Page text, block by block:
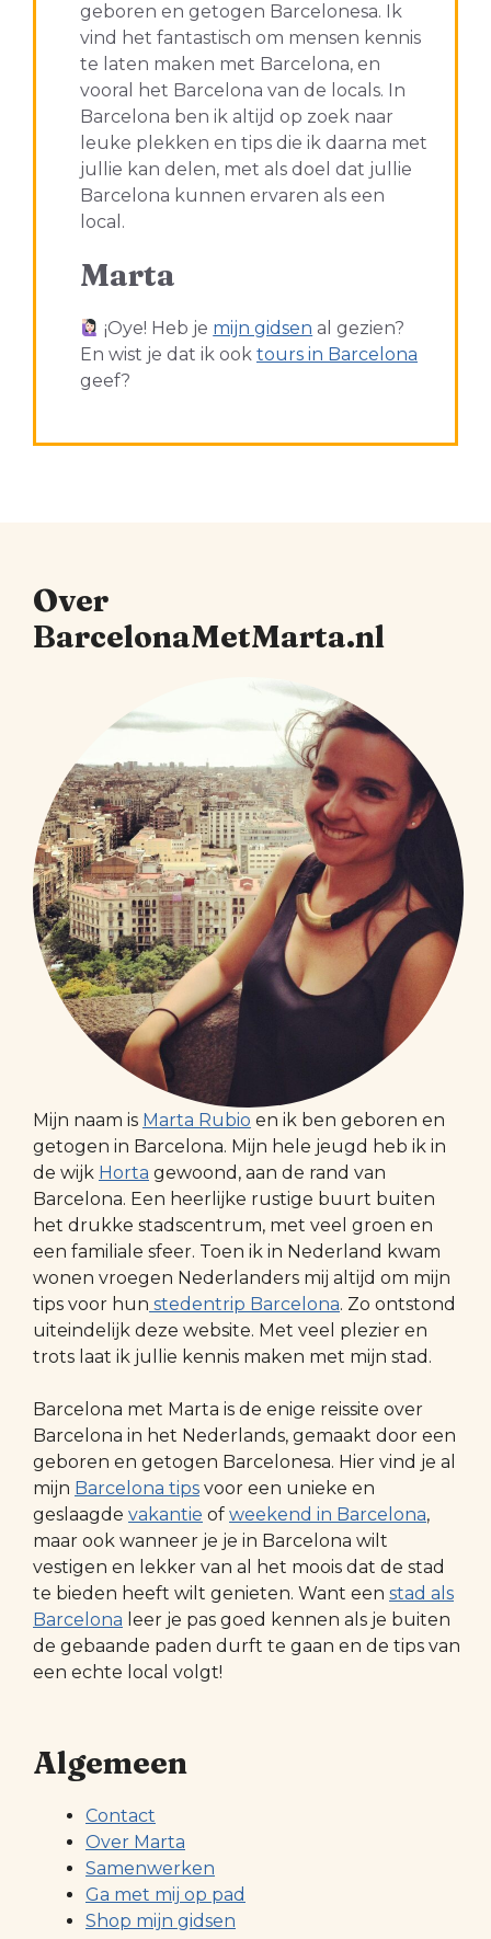
geboren en getogen Barcelonesa. Ik
vind het fantastisch om mensen kennis
te laten maken met Barcelona, en
vooral het Barcelona van de locals. In
Barcelona ben ik altijd op zoek naar
leuke plekken en tips die ik daarna met
jullie kan delen, met als doel dat jullie
Barcelona kunnen ervaren als een
local.
Marta
¡Oye! Heb je mijn gidsen al gezien?
En wist je dat ik ook tours in Barcelona
geef?
Over
BarcelonaMetMarta.nl
Mijn naam is Marta Rubio en ik ben geboren en
getogen in Barcelona. Mijn hele jeugd heb ik in
de wijk Horta gewoond, aan de rand van
Barcelona. Een heerlijke rustige buurt buiten
het drukke stadscentrum, met veel groen en
een familiale sfeer. Toen ik in Nederland kwam
wonen vroegen Nederlanders mij altijd om mijn
tips voor hun stedentrip Barcelona. Zo ontstond
uiteindelijk deze website. Met veel plezier en
trots laat ik jullie kennis maken met mijn stad.
Barcelona met Marta is de enige reissite over
Barcelona in het Nederlands, gemaakt door een
geboren en getogen Barcelonesa. Hier vind je al
mijn Barcelona tips voor een unieke en
geslaagde vakantie of weekend in Barcelona,
maar ook wanneer je je in Barcelona wilt
vestigen en lekker van al het moois dat de stad
te bieden heeft wilt genieten. Want een stad als
Barcelona leer je pas goed kennen als je buiten
de gebaande paden durft te gaan en de tips van
een echte local volgt!
Algemeen
Contact
Over Marta
Samenwerken
Ga met mij op pad
Shop mijn gidsen